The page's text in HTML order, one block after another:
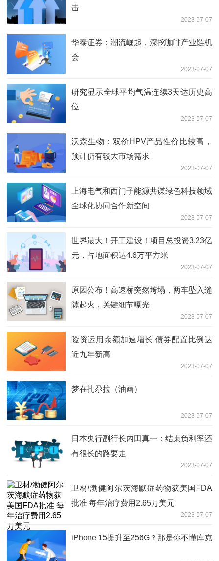
击
2023-07-07
华泰证券：潮流崛起，深挖咖啡产业链机
会
2023-07-07
研究显示全球平均气温连续3天达历史高
位
2023-07-07
沃森生物：双价HPV产品性价比较高，
预计仍有较大市场需求
2023-07-07
上海电气和西门子能源共谋绿色科技领域
全球化协同合作新空间
2023-07-07
世界最大！开工建设！项目总投资3.23亿
元，占地面积达4.6万平方米
2023-07-07
原因公布！高速桥突然垮塌，两车坠入缝
隙起火，关键细节曝光
2023-07-07
险资运用余额加速增长 债券配置比例达
近九年新高
2023-07-07
梦在扎尕拉（油画）
2023-07-07
日本央行副行长内田真一：结束负利率还
有很长的路要走
2023-07-07
卫材/渤健阿尔茨海默症药物获美国FDA
批准 每年治疗费用2.65万美元
2023-07-07
iPhone 15提升至256G？那是你不懂库克